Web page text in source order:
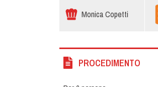
Monica Copetti
PROCEDIMENTO